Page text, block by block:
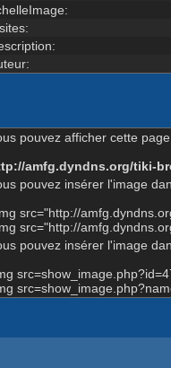
pouvez afficher cette
amfg.dyndns.org/tiki-
pouvez insérer l'image
src="http://
src="http://
pouvez insérer l'image